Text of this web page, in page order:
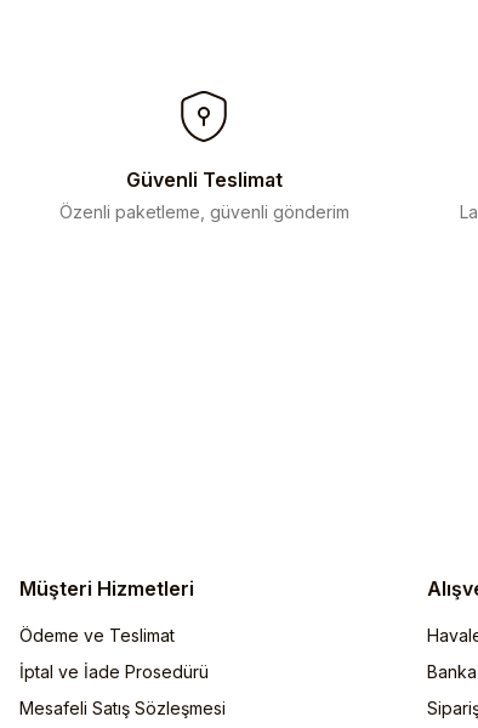
Ürün bilgilerinde hatalar bulunuyor.
Ürün fiyatı diğer sitelerden daha pahalı.
Güvenli Teslimat
Özenli paketleme, güvenli gönderim
Müşteri Hizmetleri
Ödeme ve Teslimat
İptal ve İade Prosedürü
Mesafeli Satış Sözleşmesi